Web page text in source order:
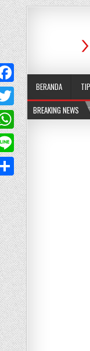
BERANDA
BREAKING NEWS
UNTUK MOBIL